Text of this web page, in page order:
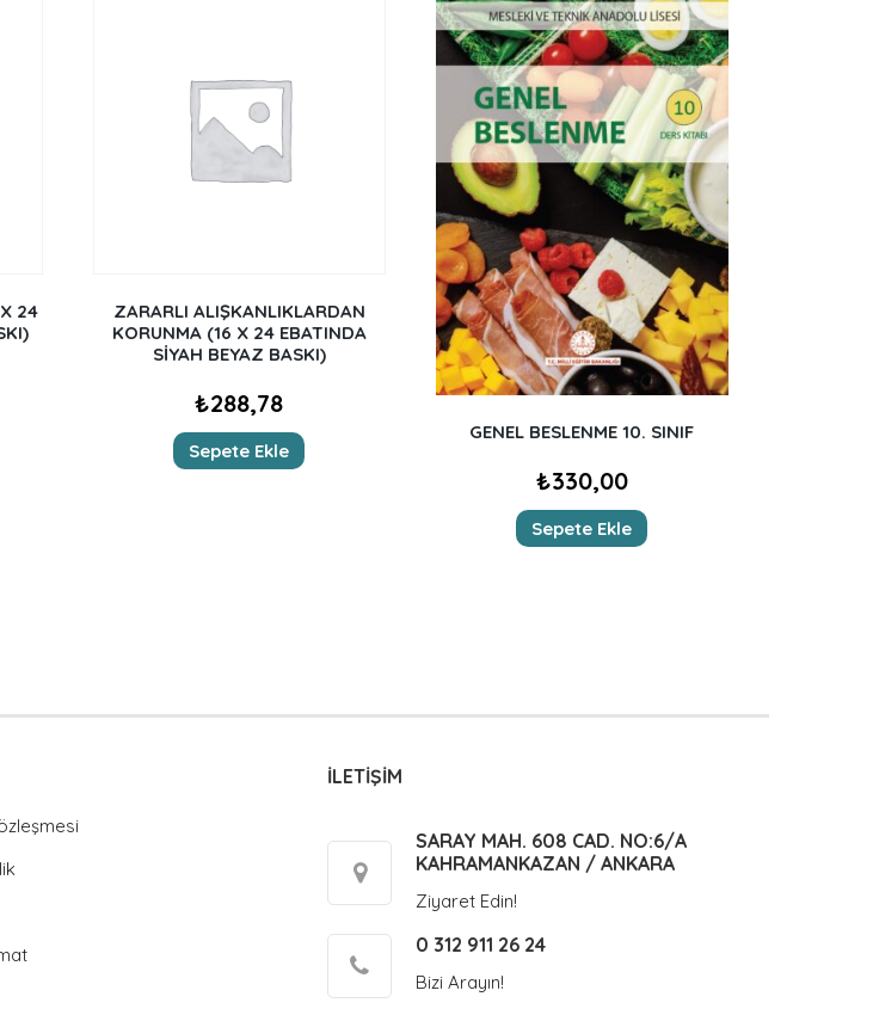
24
ZARARLI ALIŞKANLIKLARDAN
KORUNMA (16 X 24 EBATINDA
SİYAH BEYAZ BASKI)
₺288,78
Sepete Ekle
GENEL BESLENME 10. SINIF
₺330,00
Sepete Ekle
İLETİŞİM
SARAY MAH. 608 CAD. NO:6/A
KAHRAMANKAZAN / ANKARA
Ziyaret Edin!
0 312 911 26 24
Bizi Arayın!